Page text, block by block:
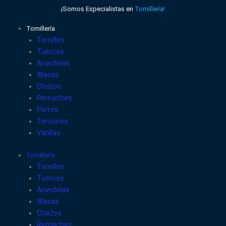
contenido
¡Somos Especialistas en Tornillería!
Tornillería
Tornillos
Tuercas
Arandelas
Wasas
Chazos
Remaches
Perros
Tensores
Varillas
Tornillería
Tornillos
Tuercas
Arandelas
Wasas
Chazos